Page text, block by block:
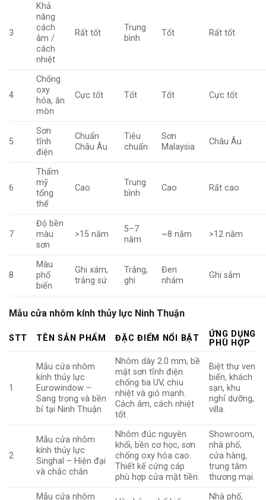
3
Khả
năng
cách
âm /
cách
nhiệt
Rất tốt
Trung
bình
Tốt Rất tốt
4
Chống
oxy
hóa, ăn
mòn
Cực tốt Tốt Tốt Cực tốt
5
Sơn
tĩnh
điện
Chuẩn
Châu Âu
Tiêu
chuẩn
Sơn
Malaysia
Châu Âu
6
Thẩm
mỹ
tổng
thể
Cao
Trung
bình
Cao Rất cao
7
Độ bền
màu
sơn
>15 năm
5–7
năm
~8 năm >12 năm
8
Màu
phổ
biến
Ghi xám,
trắng sứ
Trắng,
ghi
Đen
nhám
Ghi sẫm
Mẫu cửa nhôm kính thủy lực Ninh Thuận
STT TÊN SẢN PHẨM ĐẶC ĐIỂM NỔI BẬT
ỨNG DỤNG
PHÙ HỢP
1
Mẫu cửa nhôm
kính thủy lực
Eurowindow –
Sang trọng và bền
bỉ tại Ninh Thuận
Nhôm dày 2.0 mm, bề
mặt sơn tĩnh điện
chống tia UV, chịu
nhiệt và gió mạnh.
Cách âm, cách nhiệt
tốt.
Biệt thự ven
biển, khách
sạn, khu
nghỉ dưỡng,
villa.
2
Mẫu cửa nhôm
kính thủy lực
Singhal – Hiện đại
và chắc chắn
Nhôm đúc nguyên
khối, bền cơ học, sơn
chống oxy hóa cao.
Thiết kế cứng cáp
phù hợp cửa mặt tiền.
Showroom,
nhà phố,
cửa hàng,
trung tâm
thương mại.
Mẫu cửa nhôm
Nhà phố,